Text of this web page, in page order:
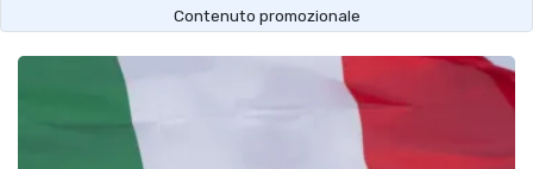
Contenuto promozionale